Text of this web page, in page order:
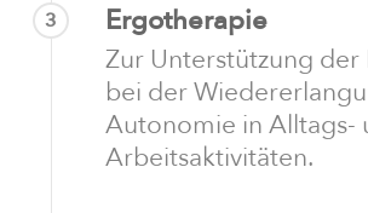
3 Ergotherapie
Zur Unterstützung der
bei der
Autonomie in Alltags-
Arbeitsaktivitäten.